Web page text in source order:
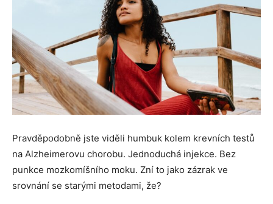
Pravděpodobně jste viděli humbuk kolem krevních testů
na Alzheimerovu chorobu. Jednoduchá injekce. Bez
punkce mozkomíšního moku. Zní to jako zázrak ve
srovnání se starými metodami, že?